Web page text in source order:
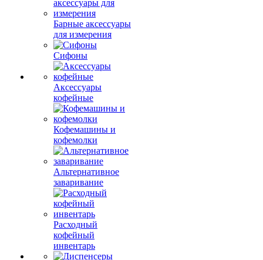
Барные аксессуары
для измерения
Сифоны
Аксессуары
кофейные
Кофемашины и
кофемолки
Альтернативное
заваривание
Расходный
кофейный
инвентарь